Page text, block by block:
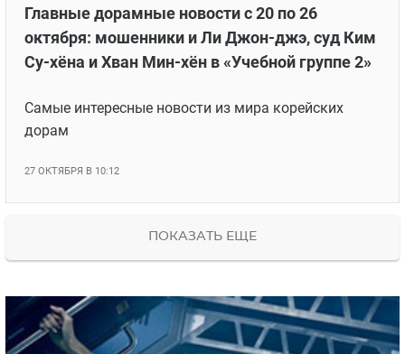
Главные дорамные новости с 20 по 26
октября: мошенники и Ли Джон-джэ, суд Ким
Су-хёна и Хван Мин-хён в «Учебной группе 2»
Самые интересные новости из мира корейских
дорам
27 ОКТЯБРЯ В 10:12
ПОКАЗАТЬ ЕЩЕ